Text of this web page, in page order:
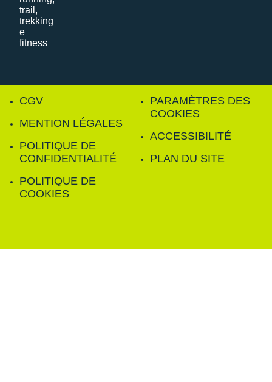
CGV
MENTION LÉGALES
POLITIQUE DE
CONFIDENTIALITÉ
POLITIQUE DE
COOKIES
PARAMÈTRES DES
COOKIES
ACCESSIBILITÉ
PLAN DU SITE